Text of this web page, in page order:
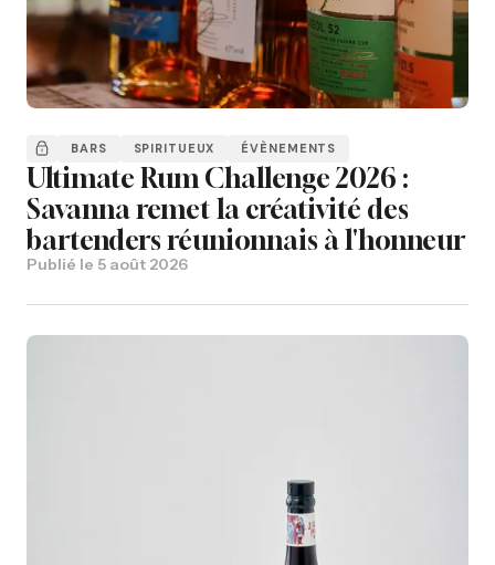
BARS SPIRITUEUX ÉVÈNEMENTS
Ultimate Rum Challenge 2026 :
Savanna remet la créativité des
bartenders réunionnais à l'honneur
Publié le 5 août 2026